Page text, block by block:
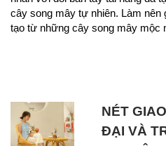
cây song mây tự nhiên. Làm nên
tạo từ những cây song mây
NÉT
ĐẠI VÀ